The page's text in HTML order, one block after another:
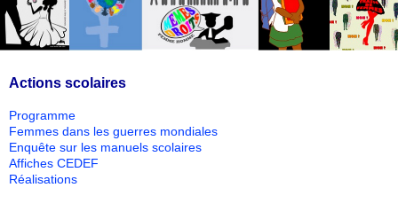
Actions scolaires
Programme
Femmes dans les guerres mondiales
Enquête sur les manuels scolaires
Affiches CEDEF
Réalisations